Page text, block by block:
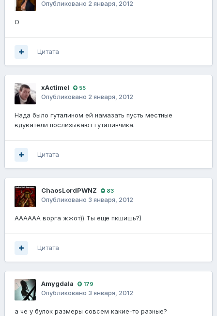
Опубликовано 2 января, 2012
О
Цитата
xActimel 55
Опубликовано 2 января, 2012
Нада было гуталином ей намазать пусть местные
вдуватели послизывают гуталинчика.
Цитата
ChaosLordPWNZ 83
Опубликовано 3 января, 2012
АААААА ворга жжот)) Ты еще пкшишь?)
Цитата
Amygdala 179
Опубликовано 3 января, 2012
а че у булок размеры совсем какие-то разные?